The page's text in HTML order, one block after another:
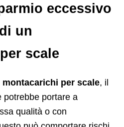
eccessivo
un
scale
montacarichi per scale, il
potrebbe portare a
qualità o con